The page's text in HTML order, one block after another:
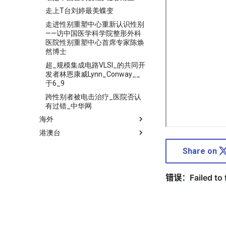
走上T台刘婷最美蝶变
走进性别重塑中心重新认识性别
——访中国医学科学院整形外科
医院性别重塑中心首席专家陈焕
然博士
超_规模集成电路VLSI_的共同开
发者林恩康威Lynn_Conway__
于6_9
跨性别者被电击治疗_医院否认
有过错_中华网
海外
港澳台
Share on